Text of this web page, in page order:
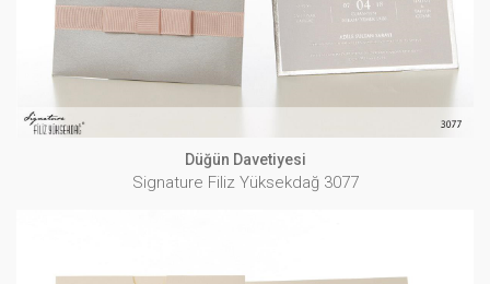
İNCELE
Düğün Davetiyesi
Signature Filiz Yüksekdağ 3077